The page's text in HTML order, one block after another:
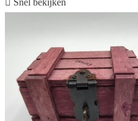
 Snel bekijken